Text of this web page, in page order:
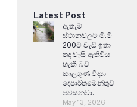
Latest Post
ඇතැම්
ස්ථානවලට මි.මි
200ට වැඩි ඉතා
තද වැසි ඇතිවිය
හැකි බව
කාලගුණ විද්‍යා
දෙපාර්තමේන්තුව
පවසනවා.
May 13, 2026